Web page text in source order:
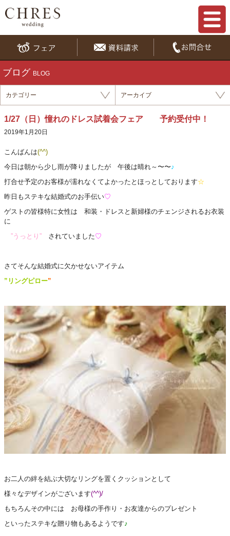
ブログ BLOG
カテゴリー アーカイブ
1/27（日）憧れのドレス試着会フェア 予約受付中！
2019年1月20日
こんばんは(^^)
今日は朝から少し雨が降りましたが 午後は晴れ～〜〜♪
打合せ予定のお客様が濡れなくてよかったとほっとしております☆
昨日もステキな結婚式のお手伝い♡
ゲストの皆様特に女性は 和装・ドレスと新婦様のチェンジされるお衣装
に
”うっとり”
されていました♡
さてそんな結婚式に欠かせないアイテム
”リングピロー”
お二人の絆を結ぶ大切なリングを置くクッションとして
様々なデザインがございます(^^)/
もちろんその中には お母様の手作り・お友達からのプレゼント
といったステキな贈り物もあるようです♪